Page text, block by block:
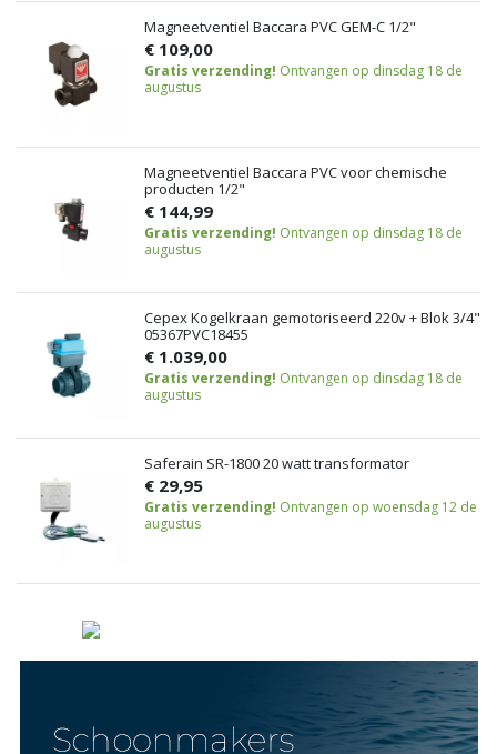
Magneetventiel Baccara PVC GEM-C 1/2"
€ 109,00
Gratis verzending! Ontvangen op dinsdag 18 de
augustus
Magneetventiel Baccara PVC voor chemische
producten 1/2"
€ 144,99
Gratis verzending! Ontvangen op dinsdag 18 de
augustus
Cepex Kogelkraan gemotoriseerd 220v + Blok 3/4"
05367PVC18455
€ 1.039,00
Gratis verzending! Ontvangen op dinsdag 18 de
augustus
Saferain SR-1800 20 watt transformator
€ 29,95
Gratis verzending! Ontvangen op woensdag 12 de
augustus